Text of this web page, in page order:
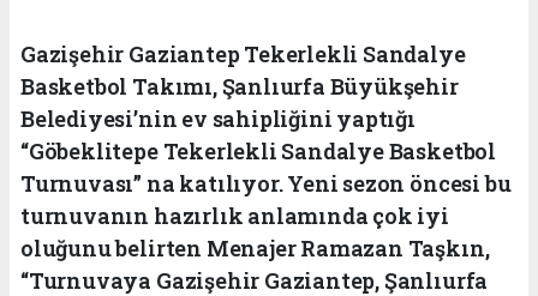
Gazişehir Gaziantep Tekerlekli Sandalye
Basketbol Takımı, Şanlıurfa Büyükşehir
Belediyesi’nin ev sahipliğini yaptığı
“Göbeklitepe Tekerlekli Sandalye Basketbol
Turnuvası” na katılıyor. Yeni sezon öncesi bu
turnuvanın hazırlık anlamında çok iyi
oluğunu belirten Menajer Ramazan Taşkın,
“Turnuvaya Gazişehir Gaziantep, Şanlıurfa